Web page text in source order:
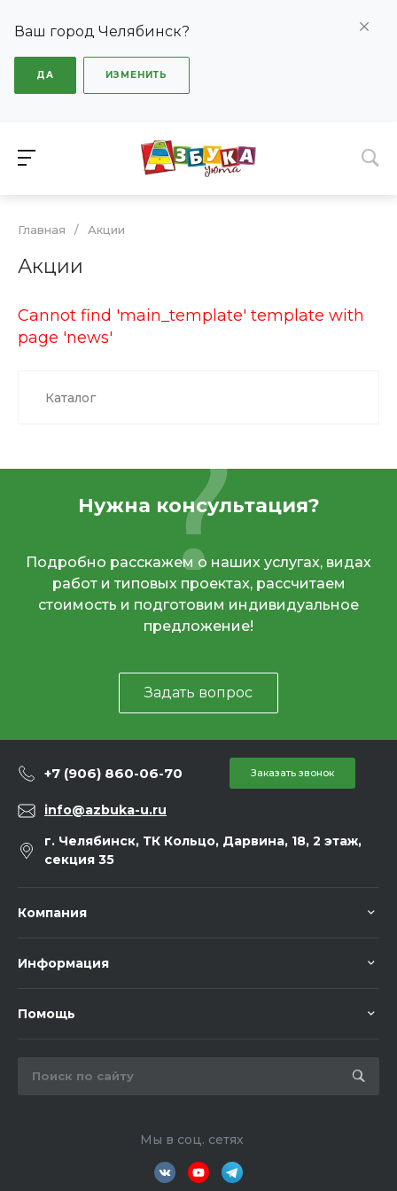
Ваш город Челябинск?
ДА ИЗМЕНИТЬ
Главная / Акции
Акции
Каталог
Cannot find 'main_template' template with
page 'news'
Нужна консультация?
Подробно расскажем о наших услугах, видах
работ и типовых проектах, рассчитаем
стоимость и подготовим индивидуальное
предложение!
Задать вопрос
+7 (906) 860-06-70 Заказать звонок
info@azbuka-u.ru
г. Челябинск, ТК Кольцо, Дарвина, 18, 2 этаж,
секция 35
Компания
Информация
Помощь
Мы в соц. сетях